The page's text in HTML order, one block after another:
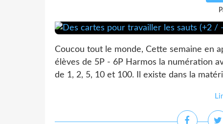
Coucou tout le monde, Cette semaine en
élèves de 5P - 6P Harmos la numération
de 1, 2, 5, 10 et 100. Il existe dans la